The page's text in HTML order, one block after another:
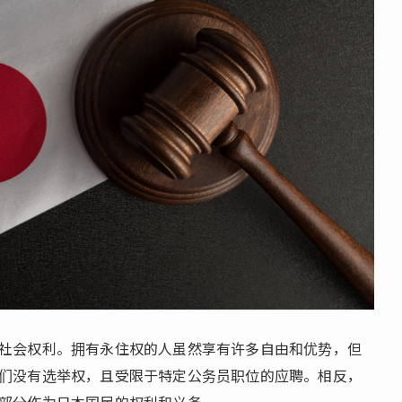
会权利。拥有永住权的人虽然享有许多自由和优势，但
有选举权，且受限于特定公务员职位的应聘。相反，